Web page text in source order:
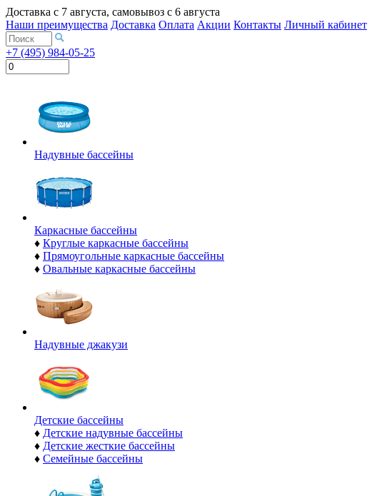
Доставка с 7 августа, самовывоз с 6 августа
Наши преимущества Доставка Оплата Акции Контакты Личный кабинет
+7 (495) 984-05-25
Надувные бассейны
Каркасные бассейны
♦ Круглые каркасные бассейны
♦ Прямоугольные каркасные бассейны
♦ Овальные каркасные бассейны
Надувные джакузи
Детские бассейны
♦ Детские надувные бассейны
♦ Детские жесткие бассейны
♦ Семейные бассейны